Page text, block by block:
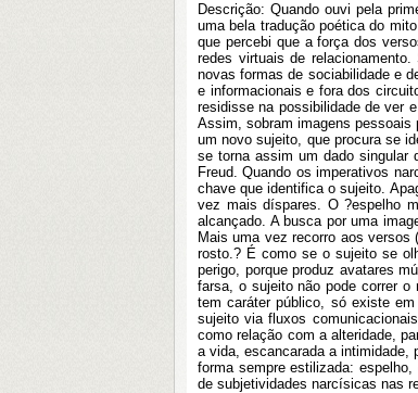
Descrição: Quando ouvi pela
uma bela tradução poética do
que percebi que a força dos
redes virtuais de
novas formas de sociabilidade e
e informacionais e fora dos
residisse na possibilidade de ver
Assim, sobram imagens pessoais
um novo sujeito, que procura se
se torna assim um dado singular
Freud. Quando os imperativos
chave que identifica o sujeito.
vez mais díspares. O ?espelho
alcançado. A busca por uma
Mais uma vez recorro aos
rosto.? É como se o sujeito se
perigo, porque produz avatares
farsa, o sujeito não pode correr o
tem caráter público, só existe
sujeito via fluxos
como relação com a alteridade,
a vida, escancarada a intimidade,
forma sempre estilizada:
de subjetividades narcísicas nas